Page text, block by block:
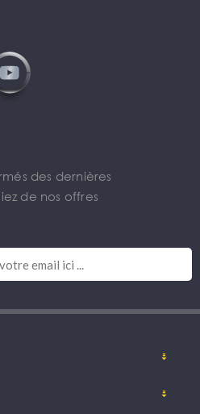
des dernières
de nos offres